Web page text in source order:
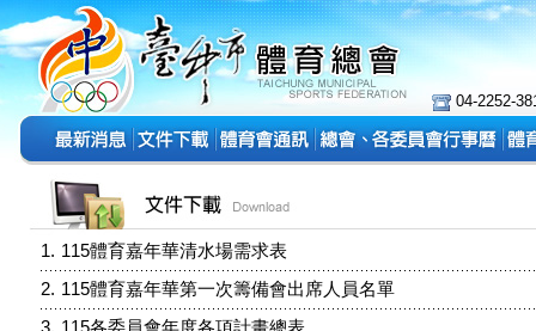
04-2252-